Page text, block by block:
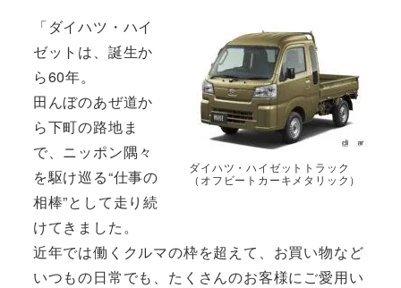
ダイハツ・ハイゼットトラック
（オフビートカーキメタリック）
「ダイハツ・ハイ
ゼットは、誕生か
ら60年。
田んぼのあぜ道か
ら下町の路地ま
で、ニッポン隅々
を駆け巡る“仕事の
相棒”として走り続
けてきました。
近年では働くクルマの枠を超えて、お買い物など
いつもの日常でも、たくさんのお客様にご愛用い